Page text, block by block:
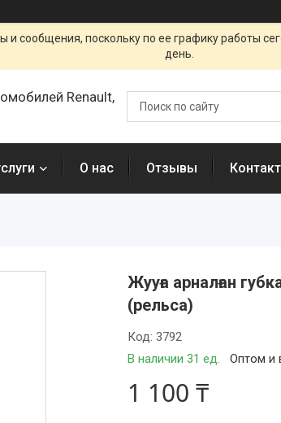
сообщения, поскольку по ее графику работы
день.
Renault,
О нас Отзывы
Жууға арналған
(рельса)
В наличии 31 ед. Оптом и
Код:3792
1 100 ₸